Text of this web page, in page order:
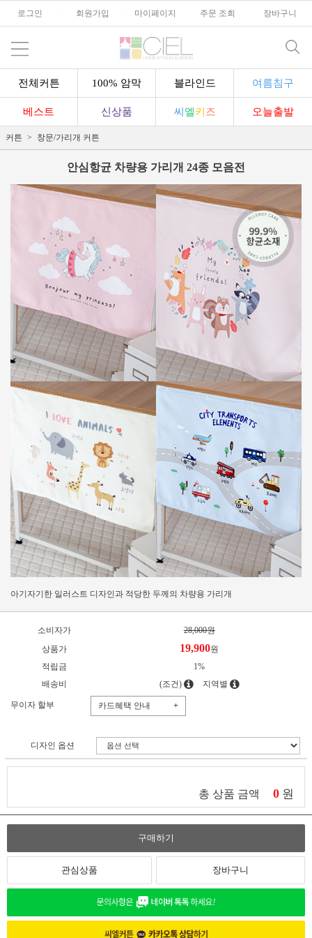
로그인 회원가입 마이페이지 주문 조회 장바구니
전체커튼 100% 암막 블라인드 여름침구
베스트 신상품 씨 엘키 즈 오늘출발
커튼 창문/가리개 커튼
안심항균 차량용 가리개 24종 모음전
아기자기한 일러스트 디자인과 적당한 두께의 차량용 가리개
소비자가
28,000원
상품가
19,900원
적립금
1%
배송비
(조건) 지역별
무이자 할부 카드혜택 안내 +
디자인 옵션
총 상품 금액 0 원
구매하기
관심상품 장바구니